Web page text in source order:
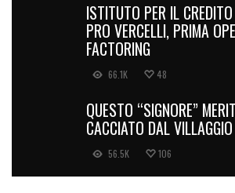
ISTITUTO PER IL
PRO VERCELLI, PRIMA
FACTORING
66.1K 48
QUESTO “SIGNORE”
CACCIATO DAL
56.5K 106